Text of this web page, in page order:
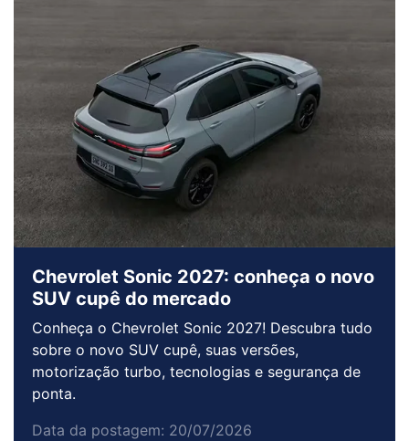
Chevrolet Sonic 2027: conheça o novo
SUV cupê do mercado
Conheça o Chevrolet Sonic 2027! Descubra tudo
sobre o novo SUV cupê, suas versões,
motorização turbo, tecnologias e segurança de
ponta.
Data da postagem: 20/07/2026